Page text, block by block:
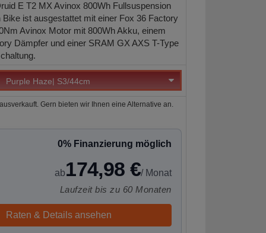
E T2 MX Avinox 800Wh Fullsuspension
Bike ist ausgestattet mit einer Fox 36 Factory
Avinox Motor mit 800Wh Akku, einem
Dämpfer und einer SRAM GX AXS T-Type
Gern bieten wir Ihnen eine Alternative an.
0% Finanzierung möglich
ab174,98 €/ Monat
Laufzeit bis zu 60 Monaten
Raten & Details ansehen